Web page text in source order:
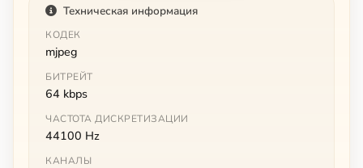
Техническая информация
КОДЕК
mjpeg
БИТРЕЙТ
64 kbps
ЧАСТОТА ДИСКРЕТИЗАЦИИ
44100 Hz
КАНАЛЫ